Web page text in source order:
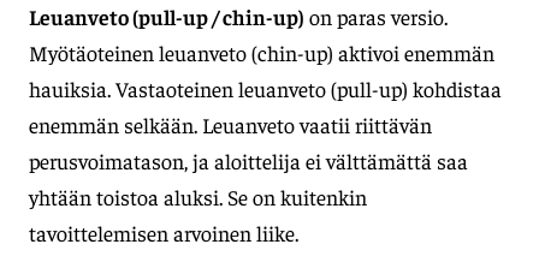
Leuanveto (pull-up / chin-up) on paras versio.
Myötäoteinen leuanveto (chin-up) aktivoi enemmän
hauiksia. Vastaoteinen leuanveto (pull-up) kohdistaa
enemmän selkään. Leuanveto vaatii riittävän
perusvoimatason, ja aloittelija ei välttämättä saa
yhtään toistoa aluksi. Se on kuitenkin
tavoittelemisen arvoinen liike.